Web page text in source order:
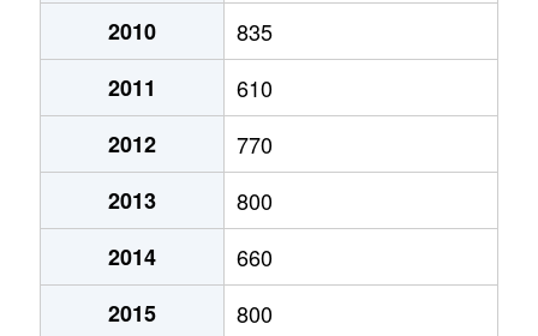
上辺見
2,700万円
上辺見
2,400万円
1,500万円
770万円
540万円
350万円
2010
835
2011
610
2012
770
2013
800
2014
660
2015
800